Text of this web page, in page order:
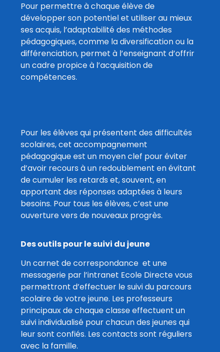
Pour permettre à chaque élève de
développer son potentiel et utiliser au mieux
ses acquis, l’adaptabilité des méthodes
pédagogiques, comme la diversification ou la
différenciation, permet à l’enseignant d’offrir
un cadre propice à l’acquisition de
compétences.
Pour les élèves qui présentent des difficultés
scolaires, cet accompagnement
pédagogique est un moyen clef pour éviter
d’avoir recours à un redoublement en évitant
de cumuler les retards et, souvent, en
apportant des réponses adaptées à leurs
besoins. Pour tous les élèves, c’est une
ouverture vers de nouveaux progrès.
Des outils pour le suivi du jeune
Un carnet de correspondance et une
messagerie par l’intranet Ecole Directe vous
permettront d’effectuer le suivi du parcours
scolaire de votre jeune. Les professeurs
principaux de chaque classe effectuent un
suivi individualisé pour chacun des jeunes qui
leur sont confiés. Les contacts sont réguliers
avec la famille.